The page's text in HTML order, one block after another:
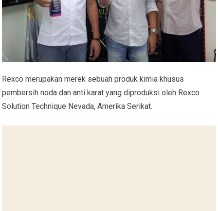
Rexco merupakan merek sebuah produk kimia khusus
pembersih noda dan anti karat yang diproduksi oleh Rexco
Solution Technique Nevada, Amerika Serikat.